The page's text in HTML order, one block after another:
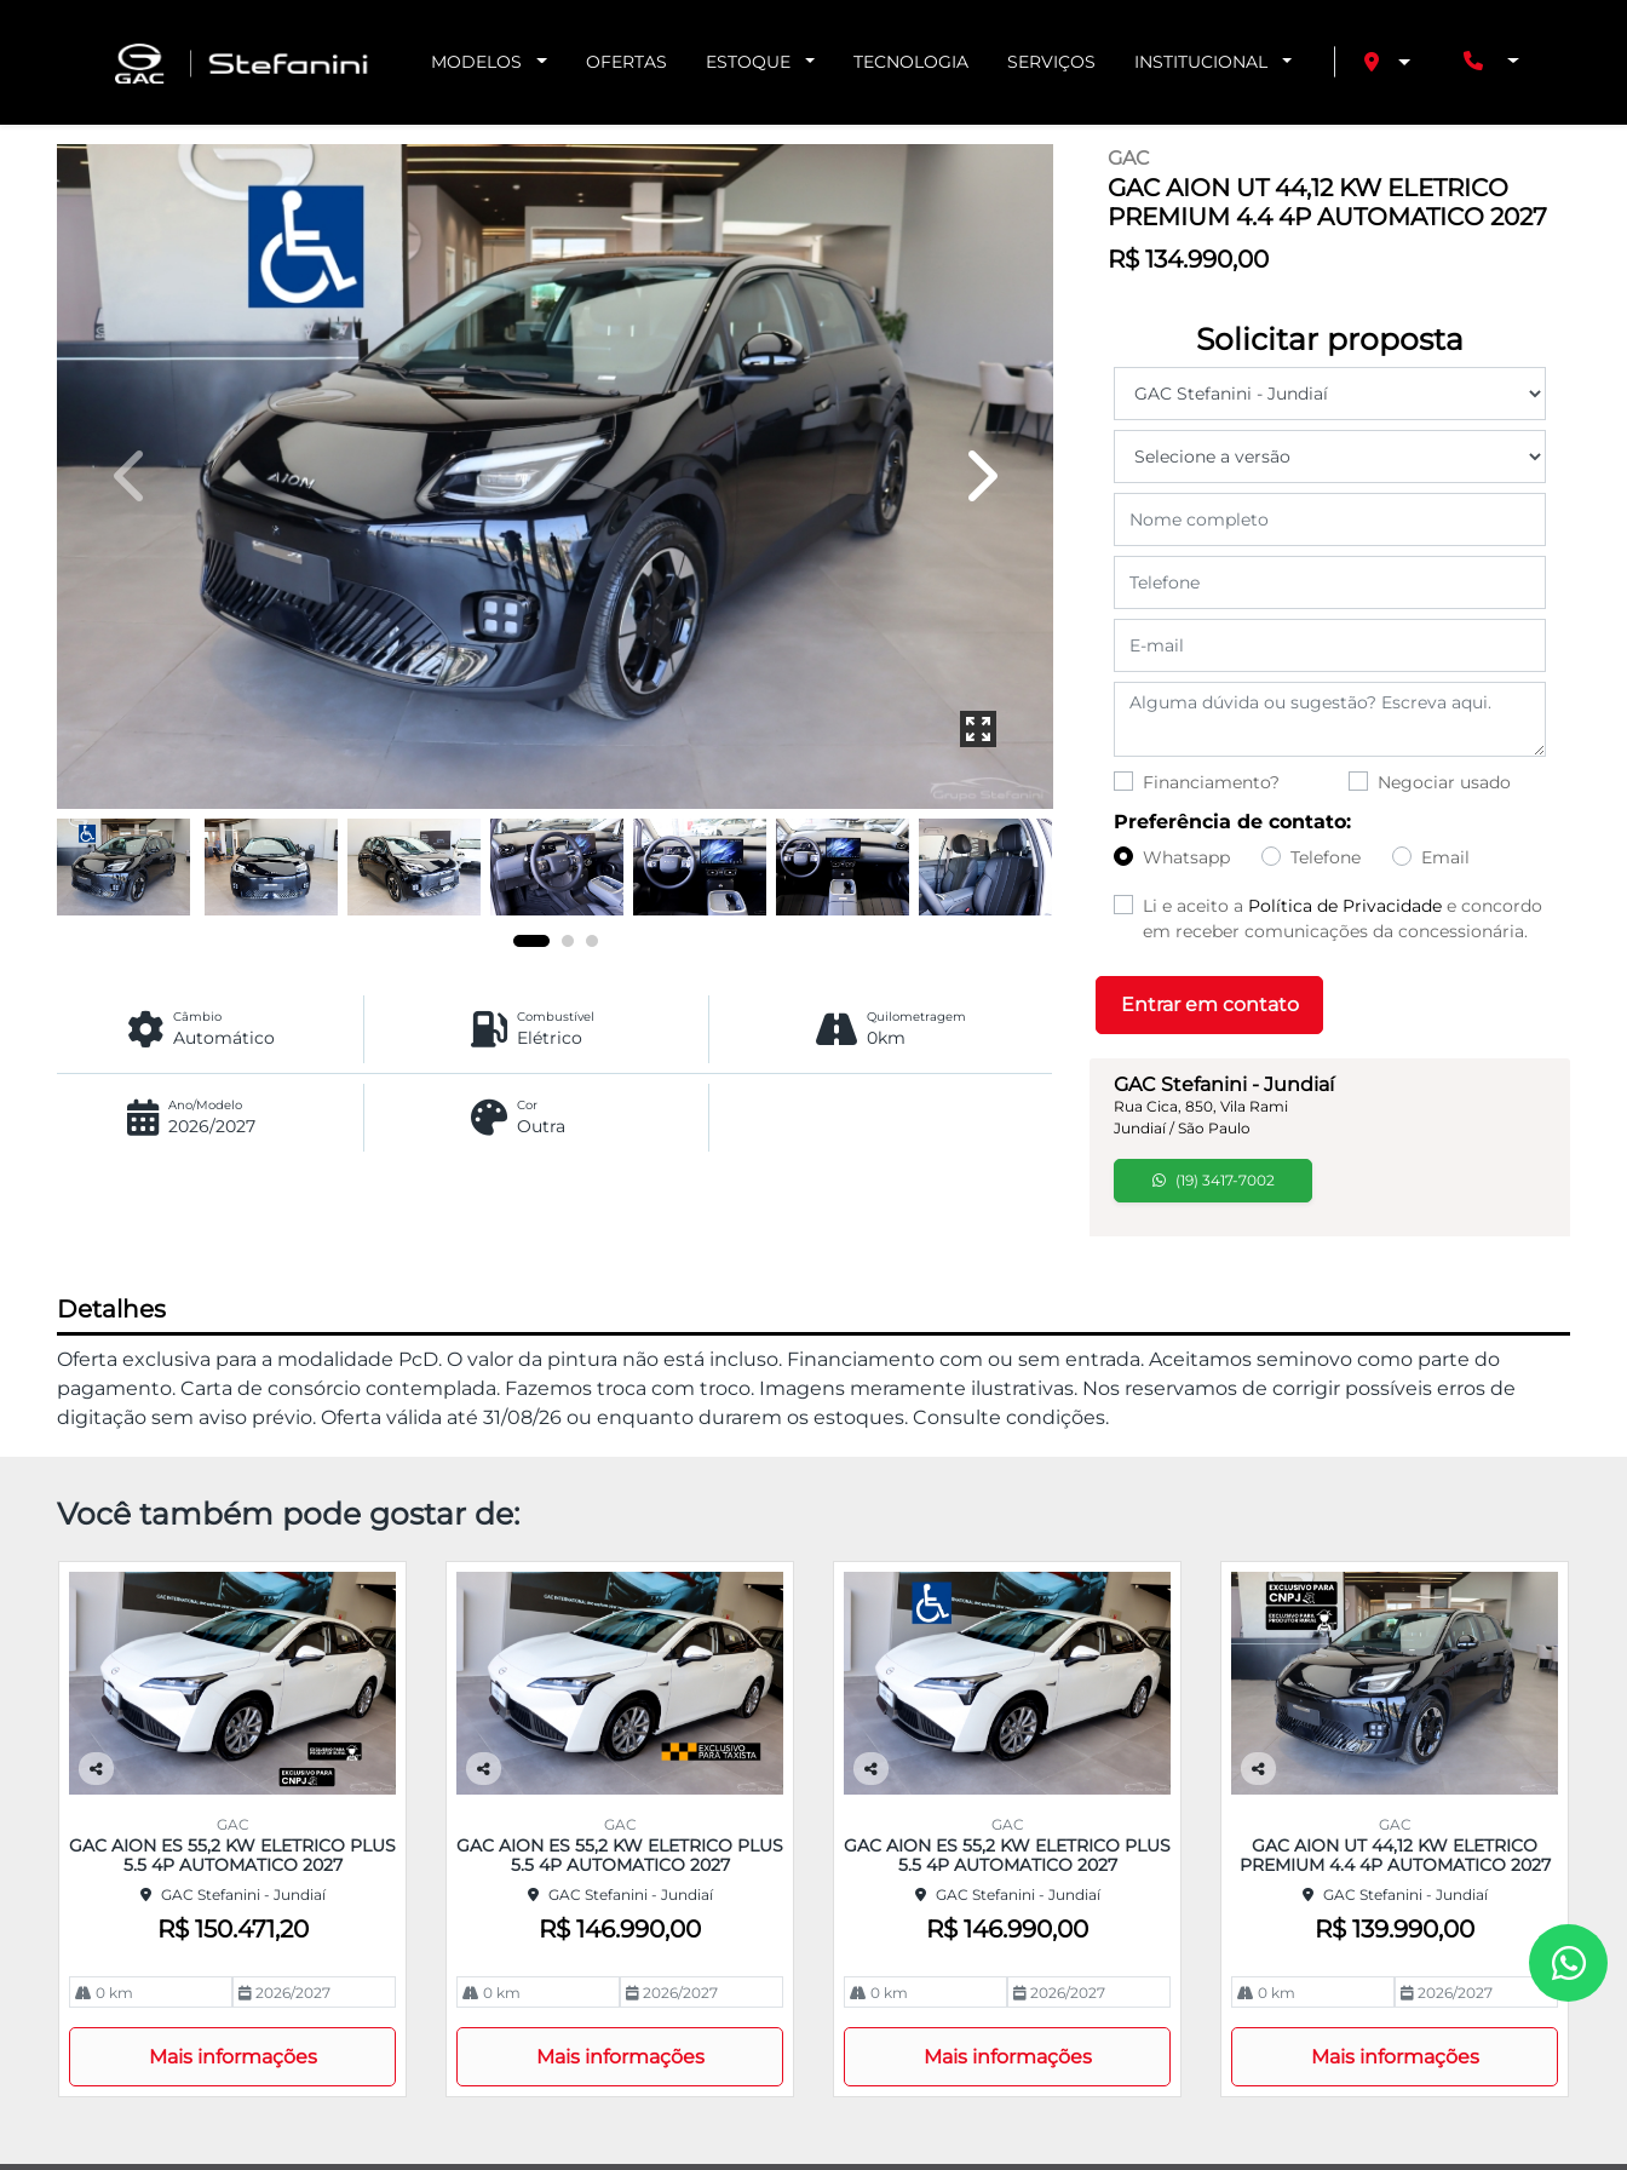
MODELOS OFERTAS ESTOQUE TECNOLOGIA SERVIÇOS INSTITUCIONAL
GAC
GAC AION UT 44,12 KW ELETRICO
PREMIUM 4.4 4P AUTOMATICO 2027
R$ 134.990,00
GAC Stefanini - Jundiaí
Rua Cica, 850, Vila Rami
Jundiaí / São Paulo
(19) 3417-7002
Solicitar proposta
Financiamento? Negociar usado
Preferência de contato:
Whatsapp Telefone Email
Li e aceito a Política de Privacidade e concordo
em receber comunicações da concessionária.
Entrar em contato
Previous Next
Câmbio
Automático
Combustível
Elétrico
Quilometragem
0km
Ano/Modelo
2026/2027
Cor
Outra
Detalhes
Oferta exclusiva para a modalidade PcD. O valor da pintura não está incluso. Financiamento com ou sem entrada. Aceitamos seminovo como parte do
pagamento. Carta de consórcio contemplada. Fazemos troca com troco. Imagens meramente ilustrativas. Nos reservamos de corrigir possíveis erros de
digitação sem aviso prévio. Oferta válida até 31/08/26 ou enquanto durarem os estoques. Consulte condições.
Você também pode gostar de:
Co
pa
rtil
GAC
GAC AION ES 55,2 KW ELETRICO PLUS
5.5 4P AUTOMATICO 2027
GAC Stefanini - Jundiaí
R$ 150.471,20
0 km 2026/2027
Mais informações
Co
pa
rtil
GAC
GAC AION ES 55,2 KW ELETRICO PLUS
5.5 4P AUTOMATICO 2027
GAC Stefanini - Jundiaí
R$ 146.990,00
0 km 2026/2027
Mais informações
Co
pa
rtil
GAC
GAC AION ES 55,2 KW ELETRICO PLUS
5.5 4P AUTOMATICO 2027
GAC Stefanini - Jundiaí
R$ 146.990,00
0 km 2026/2027
Mais informações
Co
pa
rtil
GAC
GAC AION UT 44,12 KW ELETRICO
PREMIUM 4.4 4P AUTOMATICO 2027
GAC Stefanini - Jundiaí
R$ 139.990,00
0 km 2026/2027
Mais informações